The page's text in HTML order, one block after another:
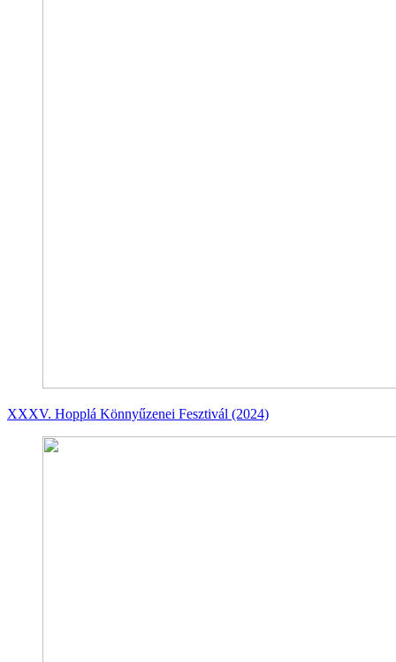
XXXV. Hopplá Könnyűzenei Fesztivál (2024)